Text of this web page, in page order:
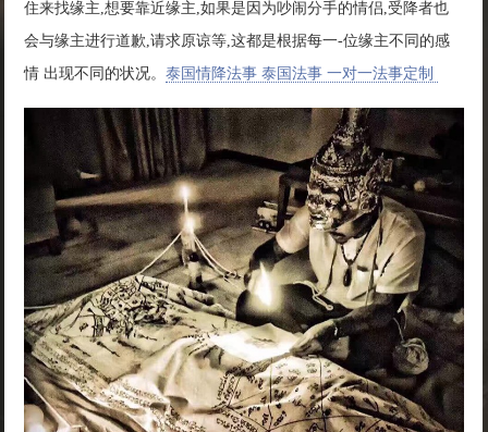
住来找缘主,想要靠近缘主,如果是因为吵闹分手的情侣,受降者也
会与缘主进行道歉,请求原谅等,这都是根据每一-位缘主不同的感
情 出现不同的状况。泰国情降法事 泰国法事 一对一法事定制